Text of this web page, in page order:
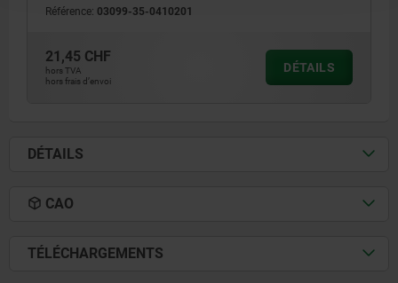
Référence: 03099-35-0410201
21,45 CHF
hors TVA
hors frais d’envoi
DÉTAILS
DÉTAILS
CAO
TÉLÉCHARGEMENTS